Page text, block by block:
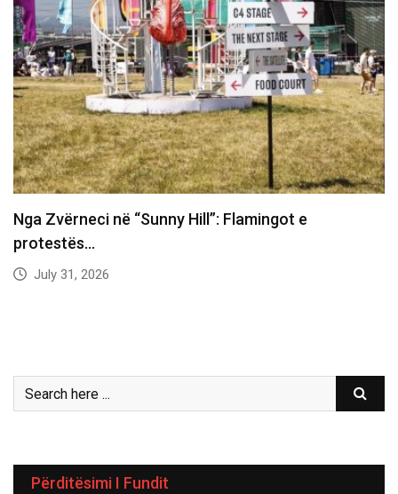
Nga Zvërneci në “Sunny Hill”: Flamingot e
protestës…
July 31, 2026
Përditësimi I Fundit